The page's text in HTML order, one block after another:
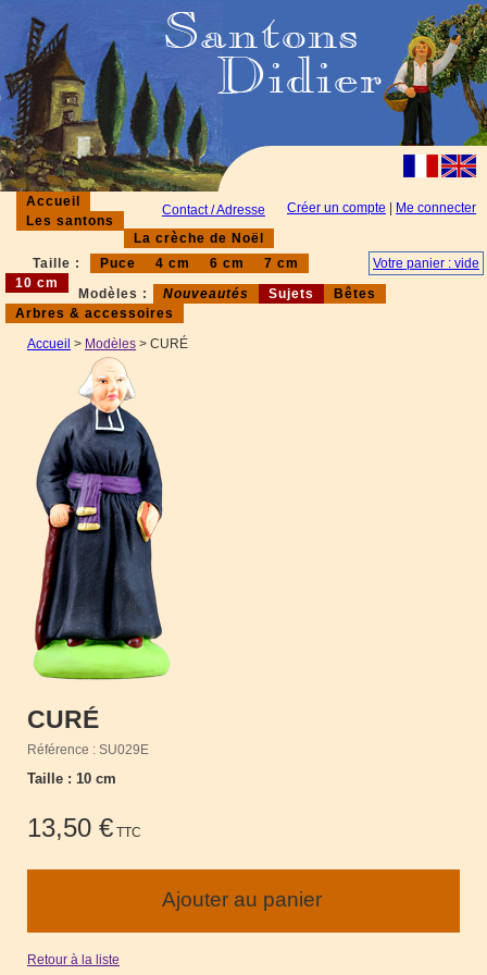
Créer un compte Me connecter
Contact / Adresse
Accueil
Les santons
La crèche de Noël
Votre panier : vide
Taille : Puce 4 cm 6 cm
7 cm
10 cm
Modèles : Nouveautés Sujets
Bêtes
Arbres & accessoires
Accueil > Modèles > CURÉ
CURÉ
Référence : SU029E
Taille : 10 cm
13,50 € TTC
Retour à la liste